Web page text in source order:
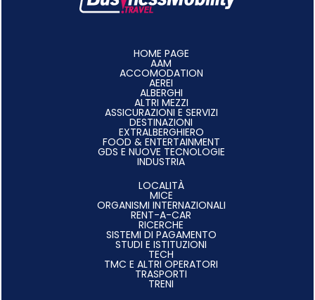
HOME PAGE
AAM
ACCOMODATION
AEREI
ALBERGHI
ALTRI MEZZI
ASSICURAZIONI E SERVIZI
DESTINAZIONI
EXTRALBERGHIERO
FOOD & ENTERTAINMENT
GDS E NUOVE TECNOLOGIE
INDUSTRIA
LOCALITÀ
MICE
ORGANISMI INTERNAZIONALI
RENT-A-CAR
RICERCHE
SISTEMI DI PAGAMENTO
STUDI E ISTITUZIONI
TECH
TMC E ALTRI OPERATORI
TRASPORTI
TRENI